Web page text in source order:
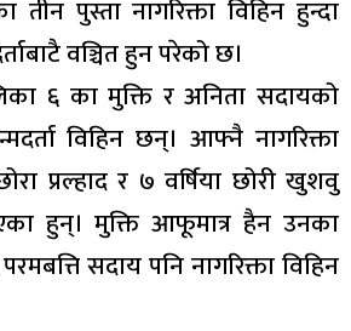
तीन पुस्ता नागरिक्ता विहिन हुन्दा
वञ्चित हुन परेको छ।
६ का मुक्ति र अनिता सदायको
विहिन छन्। आफ्नै नागरिक्ता
प्रल्हाद र ७ वर्षिया छोरी खुशवु
हुन्। मुक्ति आफूमात्र हैन उनका
सदाय पनि नागरिक्ता विहिन